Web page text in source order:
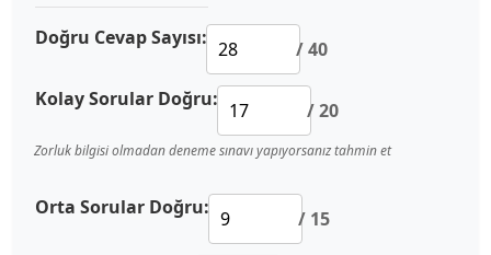
Doğru Cevap Sayısı: / 40
Kolay Sorular Doğru: / 20
Zorluk bilgisi olmadan deneme sınavı yapıyorsanız tahmin et
Orta Sorular Doğru: / 15